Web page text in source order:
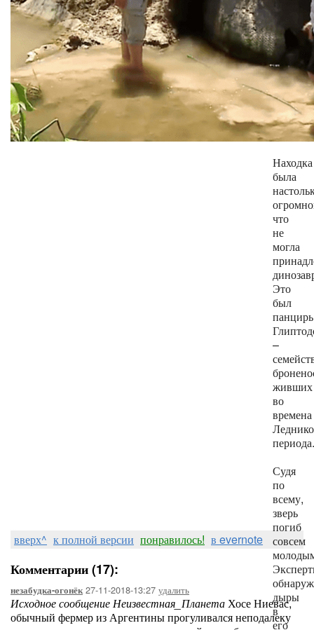
Находка
была
что
не
могла
Это
был
панцирь
–
живших
во
времена
Судя
по
всему,
зверь
погиб
совсем
дыры
в
его
вверх^ к полной версии понравилось! в evernote
Комментарии (17):
незабудка-огонёк27-11-2018-13:27 удалить
Исходное сообщение Неизвестная_ПланетаХосе Ниевас,
обычный фермер из Аргентины прогуливался неподалеку